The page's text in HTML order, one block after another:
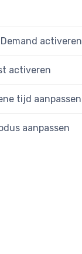
activeren
activeren
tijd aanpassen
aanpassen